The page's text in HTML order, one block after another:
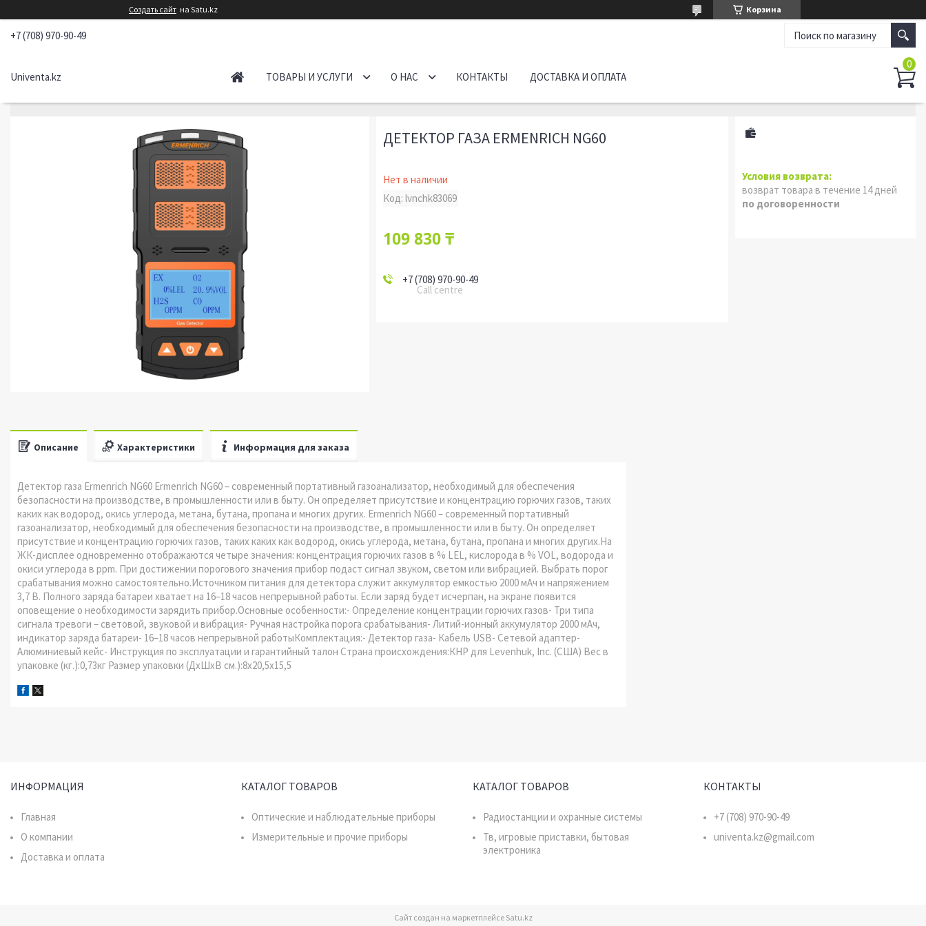
Создать сайт на Satu.kz Корзина
+7 (708) 970-90-49
Univenta.kz ТОВАРЫ И УСЛУГИ О НАС КОНТАКТЫ ДОСТАВКА И ОПЛАТА
ДЕТЕКТОР ГАЗА ERMENRICH NG60
Нет в наличии
Код:lvnchk83069
109 830 ₸
+7 (708) 970-90-49
Call centre
возврат товара в течение 14 дней
по договоренности
Описание Характеристики Информация для заказа
Детектор газа Ermenrich NG60 Ermenrich NG60 – современный портативный газоанализатор, необходимый для обеспечения
безопасности на производстве, в промышленности или в быту. Он определяет присутствие и концентрацию горючих газов, таких
каких как водород, окись углерода, метана, бутана, пропана и многих других. Ermenrich NG60 – современный портативный
газоанализатор, необходимый для обеспечения безопасности на производстве, в промышленности или в быту. Он определяет
присутствие и концентрацию горючих газов, таких каких как водород, окись углерода, метана, бутана, пропана и многих других.На
ЖК-дисплее одновременно отображаются четыре значения: концентрация горючих газов в % LEL, кислорода в % VOL, водорода и
окиси углерода в ppm. При достижении порогового значения прибор подаст сигнал звуком, светом или вибрацией. Выбрать порог
срабатывания можно самостоятельно.Источником питания для детектора служит аккумулятор емкостью 2000 мАч и напряжением
3,7 В. Полного заряда батареи хватает на 16–18 часов непрерывной работы. Если заряд будет исчерпан, на экране появится
оповещение о необходимости зарядить прибор.Основные особенности:- Определение концентрации горючих газов- Три типа
сигнала тревоги – световой, звуковой и вибрация- Ручная настройка порога срабатывания- Литий-ионный аккумулятор 2000 мАч,
индикатор заряда батареи- 16–18 часов непрерывной работыКомплектация:- Детектор газа- Кабель USB- Сетевой адаптер-
Алюминиевый кейс- Инструкция по эксплуатации и гарантийный талон Страна происхождения:КНР для Levenhuk, Inc. (США) Вес в
упаковке (кг.):0,73кг Размер упаковки (ДхШхВ см.):8x20,5x15,5
ИНФОРМАЦИЯ
Главная
О компании
Доставка и оплата
КАТАЛОГ ТОВАРОВ
Оптические и наблюдательные приборы
Измерительные и прочие приборы
КАТАЛОГ ТОВАРОВ
Радиостанции и охранные системы
Тв, игровые приставки, бытовая
электроника
КОНТАКТЫ
+7 (708) 970-90-49
univenta.kz@gmail.com
Сайт создан на маркетплейсе Satu.kz